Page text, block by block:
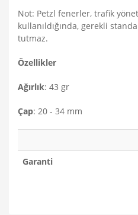
Not: Petzl fenerler, trafik
kullanıldığında, gerekli
tutmaz.
Özellikler
Ağırlık: 43 gr
Çap: 20 - 34 mm
Garanti